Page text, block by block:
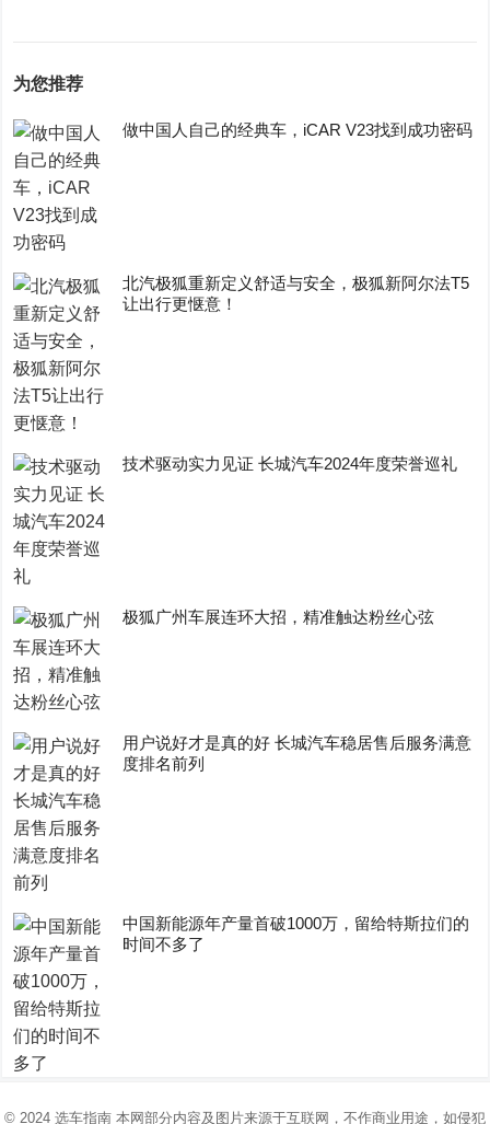
为您推荐
做中国人自己的经典车，iCAR V23找到成功密码
​北汽极狐重新定义舒适与安全，极狐新阿尔法T5
让出行更惬意！
技术驱动实力见证 长城汽车2024年度荣誉巡礼
极狐广州车展连环大招，精准触达粉丝心弦
用户说好才是真的好 长城汽车稳居售后服务满意
度排名前列
中国新能源年产量首破1000万，留给特斯拉们的
时间不多了
© 2024 选车指南本网部分内容及图片来源于互联网，不作商业用途，如侵犯